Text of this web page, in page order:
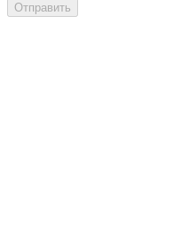
Отправить